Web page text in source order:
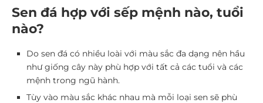
Sen đá hợp với sếp mệnh nào, tuổi
nào?
Do sen đá có nhiều loài với màu sắc đa dạng nên hầu
như giống cây này phù hợp với tất cả các tuổi và các
mệnh trong ngũ hành.
Tùy vào màu sắc khác nhau mà mỗi loại sen sẽ phù